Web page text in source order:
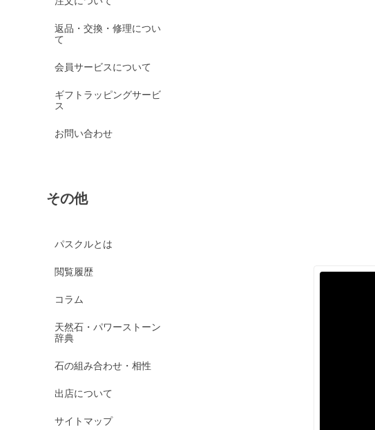
返品・交換・修理につい
て
会員サービスについて
ギフトラッピングサービ
ス
お問い合わせ
その他
パスクルとは
閲覧履歴
コラム
天然石・パワーストーン
辞典
石の組み合わせ・相性
出店について
サイトマップ